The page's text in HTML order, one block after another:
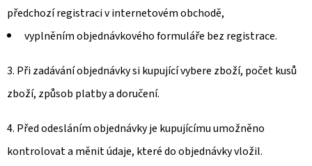
předchozí registraci v internetovém obchodě,
vyplněním objednávkového formuláře bez registrace.
3. Při zadávání objednávky si kupující vybere zboží, počet kusů
zboží, způsob platby a doručení.
4. Před odesláním objednávky je kupujícímu umožněno
kontrolovat a měnit údaje, které do objednávky vložil.